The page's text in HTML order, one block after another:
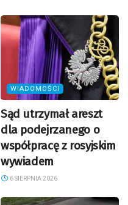
WIADOMOŚCI
Sąd utrzymał areszt
dla podejrzanego o
współpracę z rosyjskim
wywiadem
6 SIERPNIA 2026